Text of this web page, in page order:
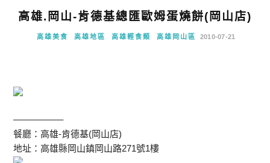
高雄.岡山-肯德基總匯歐姆蛋燒餅(岡山店)
高雄美食 高雄地區 高雄輕食類 高雄岡山區 2010-07-21
—————–
餐廳：高雄-肯德基(岡山店)
地址：高雄縣岡山鎮岡山路271號1樓